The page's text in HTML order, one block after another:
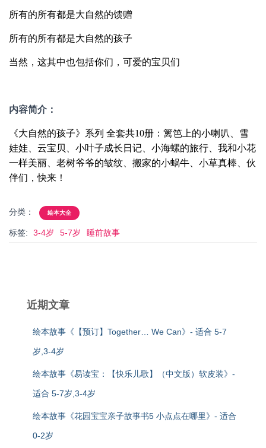
所有的所有都是大自然的馈赠
所有的所有都是大自然的孩子
当然，这其中也包括你们，可爱的宝贝们
内容简介：
《大自然的孩子》系列 全套共10册：篱笆上的小喇叭、雪
娃娃、云宝贝、小叶子成长日记、小海螺的旅行、我和小花
一样美丽、老树爷爷的皱纹、搬家的小蜗牛、小草真棒、伙
伴们，快来！
分类： 绘本大全
标签: 3-4岁 5-7岁 睡前故事
近期文章
绘本故事《【预订】Together… We Can》- 适合 5-7
岁,3-4岁
绘本故事《易读宝：【快乐儿歌】（中文版）软皮装》-
适合 5-7岁,3-4岁
绘本故事《花园宝宝亲子故事书5 小点点在哪里》- 适合
0-2岁